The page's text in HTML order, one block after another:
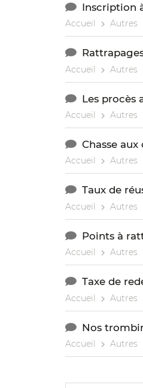
Inscription
Accueil Autres
Accueil Autres
Les procès
Accueil Autres
Chasse
Accueil Autres
Taux de
Accueil Autres
Points à
Accueil Autres
Taxe de
Accueil Autres
Nos
Accueil Autres